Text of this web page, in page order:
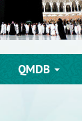
QMDB